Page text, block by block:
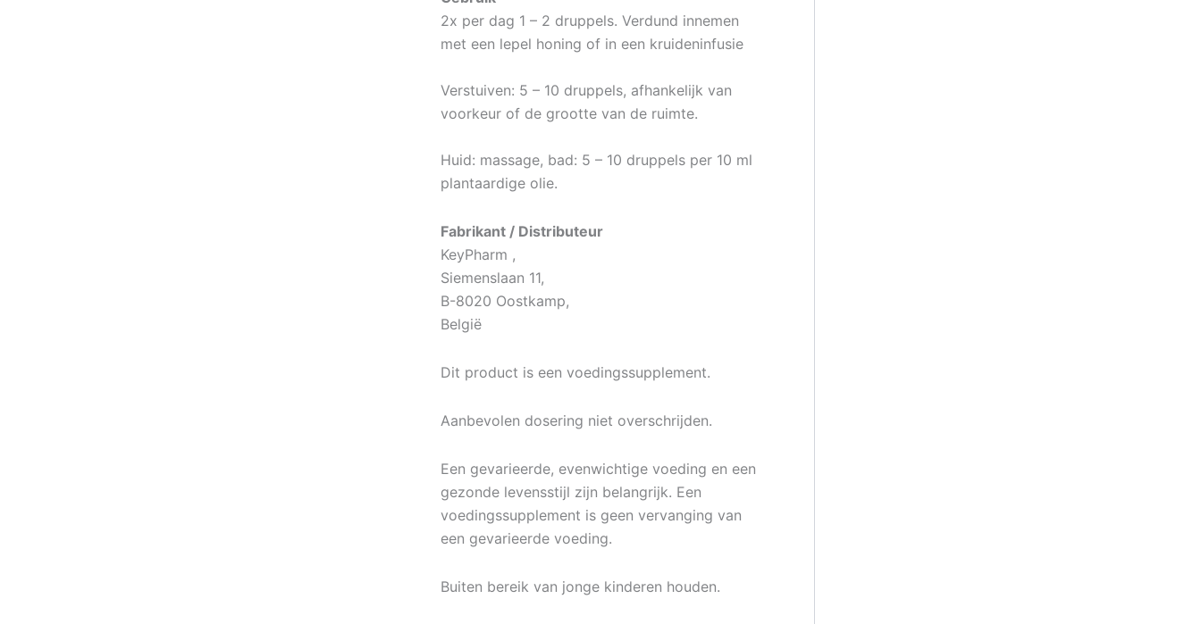
2x per dag 1 – 2 druppels. Verdund innemen
met een lepel honing of in een kruideninfusie
Verstuiven: 5 – 10 druppels, afhankelijk van
voorkeur of de grootte van de ruimte.
Huid: massage, bad: 5 – 10 druppels per 10 ml
plantaardige olie.
Fabrikant / Distributeur
KeyPharm ,
Siemenslaan 11,
B-8020 Oostkamp,
België
Dit product is een voedingssupplement.
Aanbevolen dosering niet overschrijden.
Een gevarieerde, evenwichtige voeding en een
gezonde levensstijl zijn belangrijk. Een
voedingssupplement is geen vervanging van
een gevarieerde voeding.
Buiten bereik van jonge kinderen houden.